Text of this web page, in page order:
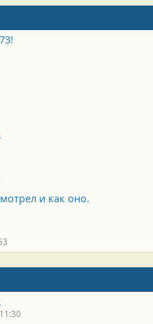
и как оно.